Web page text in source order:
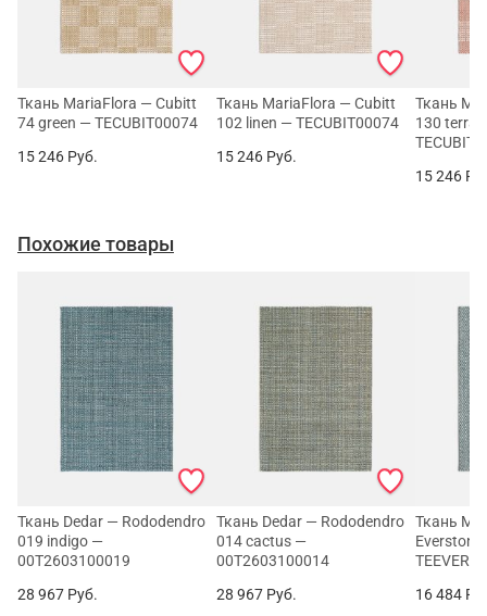
Ткань MariaFlora — Cubitt
74 green — TECUBIT00074
15 246 Руб.
Ткань MariaFlora — Cubitt
102 linen — TECUBIT00074
15 246 Руб.
Ткань
130
15 246
Похожие товары
Ткань Dedar — Rododendro
019 indigo —
00T2603100019
28 967 Руб.
Ткань Dedar — Rododendro
014 cactus —
00T2603100014
28 967 Руб.
Ткань
16 484